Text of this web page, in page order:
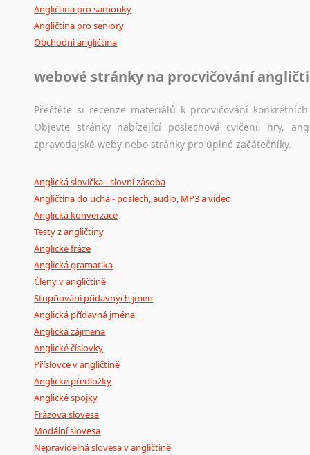
Angličtina pro samouky
Angličtina pro seniory
Obchodní angličtina
webové stránky na procvičování
Přečtěte si recenze materiálů k procvičování
Objevte stránky nabízející poslechová cvičení, hry,
zpravodajské weby nebo stránky pro úplné začátečníky.
Anglická slovíčka - slovní zásoba
Angličtina do ucha - poslech, audio, MP3 a video
Anglická konverzace
Testy z angličtiny
Anglické fráze
Anglická gramatika
Členy v angličtině
Stupňování přídavných jmen
Anglická přídavná jména
Anglická zájmena
Anglické číslovky
Příslovce v angličtině
Anglické předložky
Anglické spojky
Frázová slovesa
Modální slovesa
Nepravidelná slovesa v angličtině